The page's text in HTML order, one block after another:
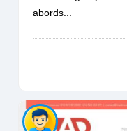
abords...